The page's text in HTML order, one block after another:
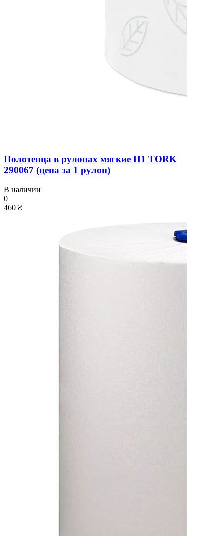
Полотенца в рулонах мягкие H1 TORK
290067 (цена за 1 рулон)
В наличии
0
460 ₴